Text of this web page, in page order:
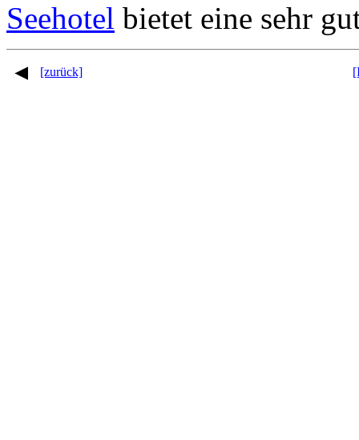
Seehotel bietet eine sehr
[zurück]